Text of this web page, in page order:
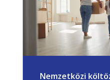
Nemzetközi